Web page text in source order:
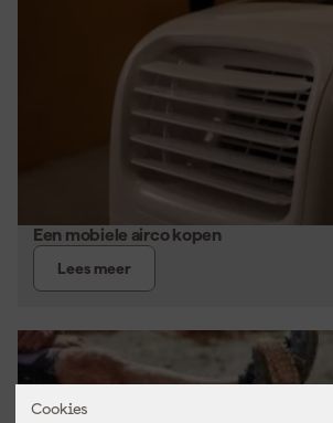
Cookies
Een mobiele airco kopen
Lees meer